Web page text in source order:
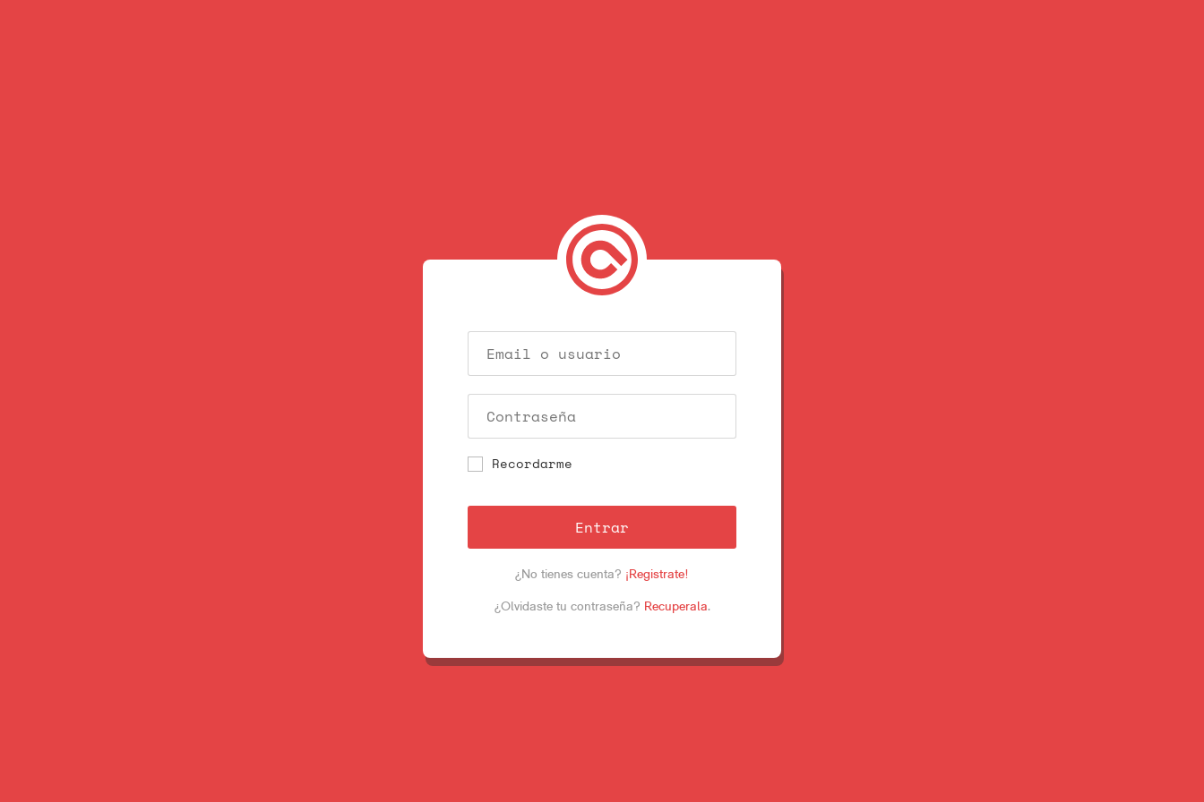
Recordarme
Entrar
¿No tienes cuenta? ¡Registrate!
¿Olvidaste tu contraseña? Recuperala.